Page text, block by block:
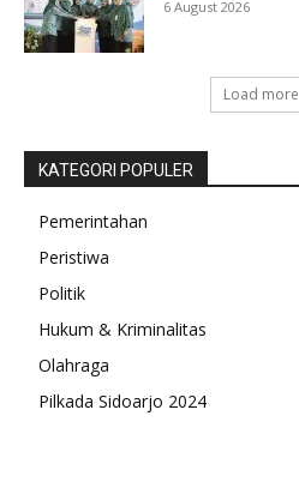
6 August 2026
Load more
KATEGORI POPULER
Pemerintahan
Peristiwa
Politik
Hukum & Kriminalitas
Olahraga
Pilkada Sidoarjo 2024